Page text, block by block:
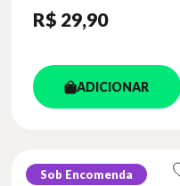
R$ 29,90
ADICIONAR
Sob Encomenda